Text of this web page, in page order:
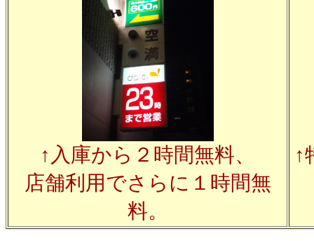
↑入庫から２時間無料、
店舗利用でさらに１時間無
料。
↑